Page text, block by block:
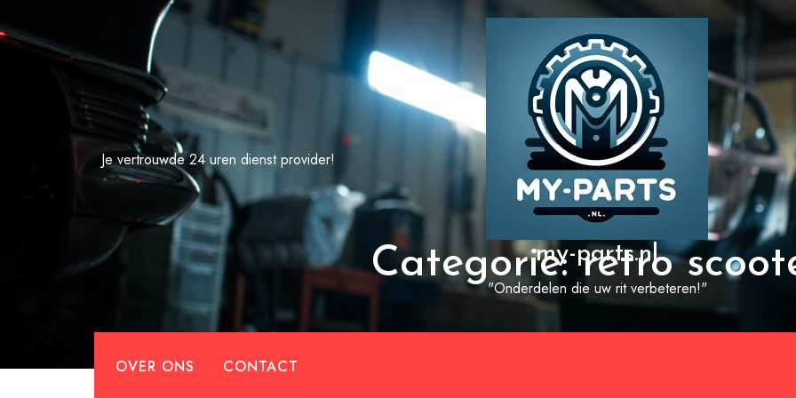
naar
Je vertrouwde 24 uren dienst provider!
my-parts.nl
"Onderdelen die uw rit verbeteren!"
OVER ONS CONTACT
Categorie:retro